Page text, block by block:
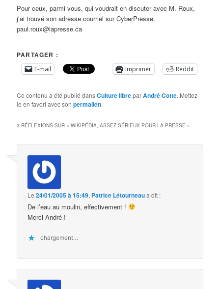
Pour ceux, parmi vous, qui voudrait en discuter avec M. Roux,
j’ai trouvé son adresse courriel sur CyberPresse.
paul.roux@lapresse.ca
PARTAGER :
E-mail Imprimer Reddit
Ce contenu a été publié dansCulture libreparAndré Cotte. Mettez-
le en favori avec sonpermalien.
3 RÉFLEXIONS SUR «WIKIPÉDIA, ASSEZ SÉRIEUX POUR LA PRESSE »
Le24/01/2005 à 15:49, Patrice Létourneaua dit :
De l’eau au moulin, effectivement !
Merci André !
chargement…